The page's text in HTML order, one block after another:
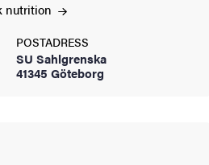
nutrition
POSTADRESS
SU Sahlgrenska
41345 Göteborg